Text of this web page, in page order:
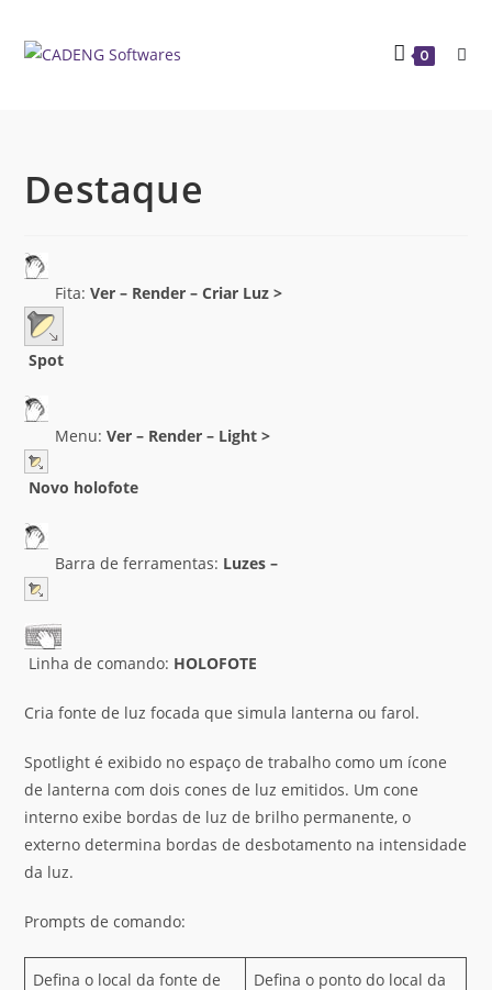
0
Destaque
Fita:Ver – Render – Criar Luz >
Spot
Menu:Ver – Render – Light >
Novo holofote
Barra de ferramentas: Luzes –
Linha de comando: HOLOFOTE
Cria fonte de luz focada que simula lanterna ou farol.
Spotlight é exibido no espaço de trabalho como um ícone
de lanterna com dois cones de luz emitidos. Um cone
interno exibe bordas de luz de brilho permanente, o
externo determina bordas de desbotamento na intensidade
da luz.
Prompts de comando:
Defina o local da fonte de
Defina o ponto do local da